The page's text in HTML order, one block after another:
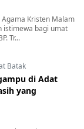
Kristen Malam
istimewa bagi umat
Tr...
Batak
di Adat
yang